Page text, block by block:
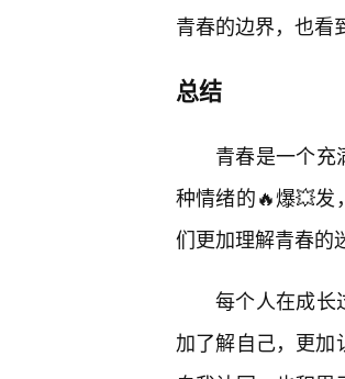
青春的边界，也看
总结
青春是一个充
种情绪的🔥爆💥发
们更加理解青春的
每个人在成长
加了解自己，更加